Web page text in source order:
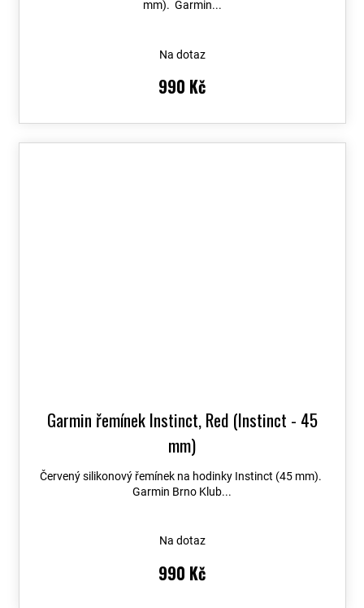
mm). Garmin...
Na dotaz
990 Kč
Garmin řemínek Instinct, Red (Instinct - 45
mm)
Červený silikonový řemínek na hodinky Instinct (45 mm).
Garmin Brno Klub...
Na dotaz
990 Kč